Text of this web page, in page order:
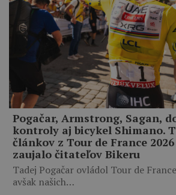
Pogačar, Armstrong, Sagan,
kontroly aj bicykel Shimano.
článkov z Tour de France
zaujalo čitateľov Bikeru
Tadej Pogačar ovládol Tour de
avšak našich…